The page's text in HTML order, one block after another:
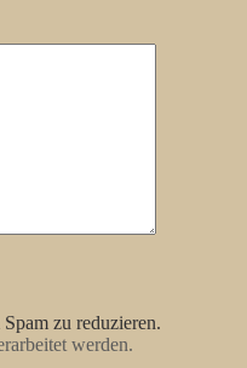
zu reduzieren.
werden.